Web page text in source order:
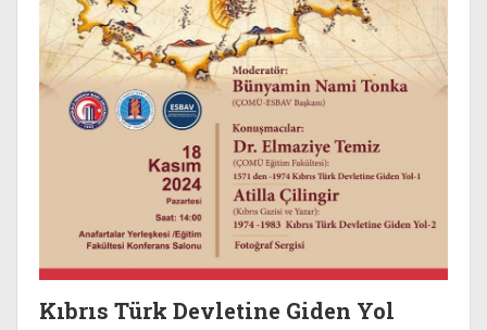
Kıbrıs Türk Devletine Giden Yol